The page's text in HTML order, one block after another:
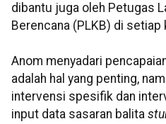
dibantu juga oleh Petugas
Berencana (PLKB) di setiap
Anom menyadari
adalah hal yang penting,
intervensi spesifik dan
input data sasaran balita